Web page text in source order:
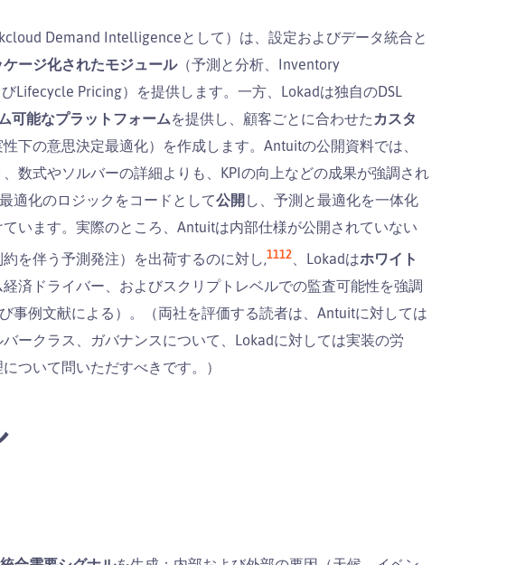
Demand Intelligenceとして）は、設定およびデータ統合と
ケージ化されたモジュール（予測と分析、Inventory
Lifecycle Pricing）を提供します。一方、Lokadは独自のDSL
可能なプラットフォームを提供し、顧客ごとに合わせた カスタ
性下の意思決定最適化）を作成します。Antuitの公開資料では、
、数式やソルバーの詳細よりも、KPIの向上などの成果が強調され
適化のロジックをコードとして公開し、予測と最適化を一体化
います。実際のところ、Antuitは内部仕様が公開されていない
約を伴う予測発注）を出荷するのに対し,1112 、Lokadはホワイト
済ドライバー、およびスクリプトレベルでの監査可能性を強調
事例文献による）。（両社を評価する読者は、Antuitに対しては
ークラス、ガバナンスについて、Lokadに対しては実装の労
ついて問いただすべきです。）